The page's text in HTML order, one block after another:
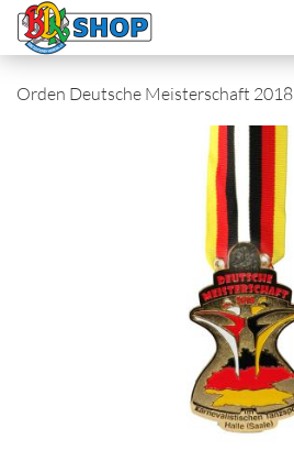
Orden Deutsche Meisterschaft 2018